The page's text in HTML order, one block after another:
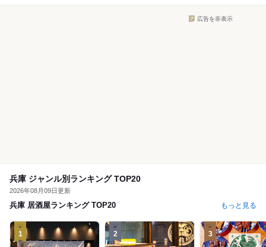
広告を非表示
兵庫 ジャンル別ランキング TOP20
2026年08月09日更新
兵庫 居酒屋ランキング TOP20 もっと見る
1 2 3